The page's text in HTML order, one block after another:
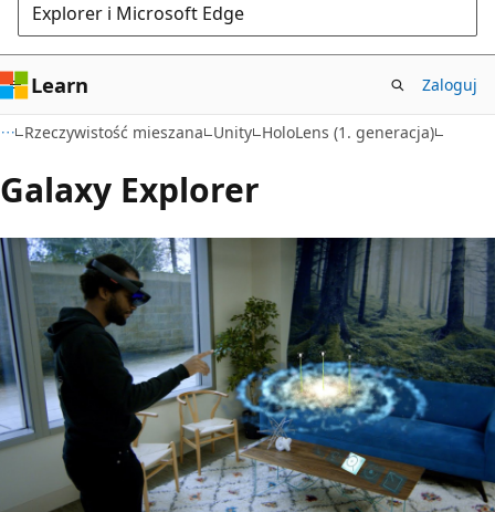
Explorer i Microsoft Edge
Learn Zaloguj
Rzeczywistość mieszana Unity HoloLens (1. generacja)
Galaxy Explorer